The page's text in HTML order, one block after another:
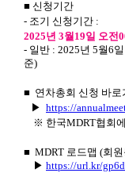
■ 신청기간
- 조기 신청기간 :
2025년 3월19일 오전
- 일반 : 2025년 5월6
준)
■ 연차총회 신청 바로
▶ https://
※ 한국MDRT협회에
■ MDRT 로드맵 (회
▶ https://url.kr/